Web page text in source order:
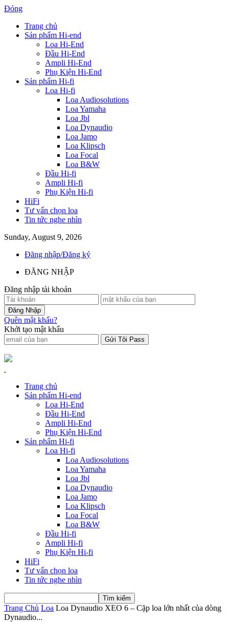
Đóng
Trang chủ
Sản phẩm Hi-end
Loa Hi-End
Đầu Hi-End
Ampli Hi-End
Phụ Kiện Hi-End
Sản phẩm Hi-fi
Loa Hi-fi
Loa Audiosolutions
Loa Yamaha
Loa Jbl
Loa Dynaudio
Loa Jamo
Loa Klipsch
Loa Focal
Loa B&W
Đầu Hi-fi
Ampli Hi-fi
Phụ Kiện Hi-fi
HiFi
Tư vấn chọn loa
Tin tức nghe nhìn
Sunday, August 9, 2026
Đăng nhập/Đăng ký
ĐĂNG NHẬP
Đăng nhập tài khoản
Quên mật khẩu?
Khởi tạo mật khẩu
Trang chủ
Sản phẩm Hi-end
Loa Hi-End
Đầu Hi-End
Ampli Hi-End
Phụ Kiện Hi-End
Sản phẩm Hi-fi
Loa Hi-fi
Loa Audiosolutions
Loa Yamaha
Loa Jbl
Loa Dynaudio
Loa Jamo
Loa Klipsch
Loa Focal
Loa B&W
Đầu Hi-fi
Ampli Hi-fi
Phụ Kiện Hi-fi
HiFi
Tư vấn chọn loa
Tin tức nghe nhìn
Trang Chủ Loa Loa Dynaudio XEO 6 – Cặp loa lớn nhất của dòng
Dynaudio...